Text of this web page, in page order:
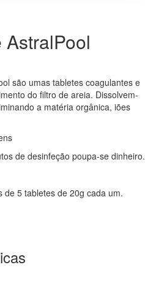
são umas tabletes coagulantes e
do filtro de areia. Dissolvem-
a matéria orgânica, iões
de desinfeção poupa-se dinheiro.
5 tabletes de 20g cada um.